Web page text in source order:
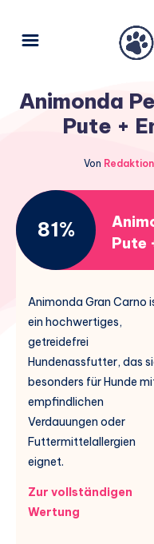
Animonda
Pute +
Von Redaktion
81%
Pute
Animonda Gran Carno
ein hochwertiges,
getreidefrei
Hundenassfutter, das
besonders für Hunde
empfindlichen
Verdauungen oder
Futtermittelallergien
eignet.
Zur vollständigen
Wertung